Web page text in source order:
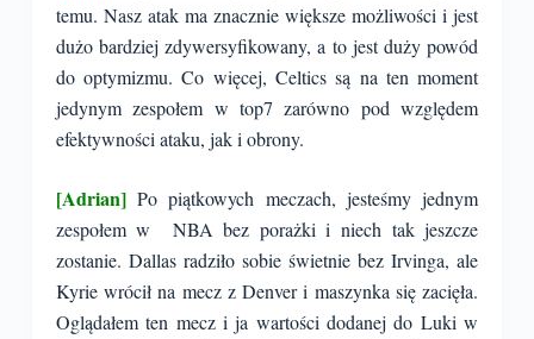
temu. Nasz atak ma znacznie większe możliwości i jest
dużo bardziej zdywersyfikowany, a to jest duży powód
do optymizmu. Co więcej, Celtics są na ten moment
jedynym zespołem w top7 zarówno pod względem
efektywności ataku, jak i obrony.
[Adrian] Po piątkowych meczach, jesteśmy jednym
zespołem w NBA bez porażki i niech tak jeszcze
zostanie. Dallas radziło sobie świetnie bez Irvinga, ale
Kyrie wrócił na mecz z Denver i maszynka się zacięła.
Oglądałem ten mecz i ja wartości dodanej do Luki w